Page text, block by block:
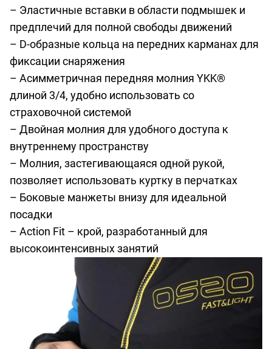
– Эластичные вставки в области подмышек и
предплечий для полной свободы движений
– D-образные кольца на передних карманах для
фиксации снаряжения
– Асимметричная передняя молния YKK®
длиной 3/4, удобно использовать со
страховочной системой
– Двойная молния для удобного доступа к
внутреннему пространству
– Молния, застегивающаяся одной рукой,
позволяет использовать куртку в перчатках
– Боковые манжеты внизу для идеальной
посадки
– Action Fit – крой, разработанный для
высокоинтенсивных занятий